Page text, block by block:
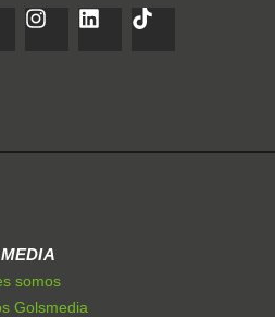
somos
Golsmedia